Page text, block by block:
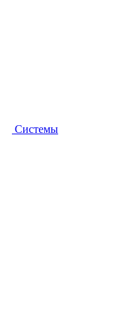
Системы